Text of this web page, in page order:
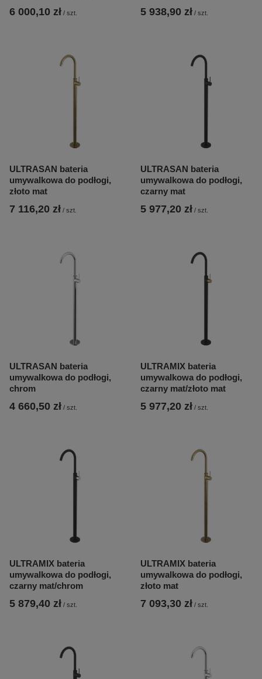
6 000,10 zł / szt. 5 938,90 zł / szt.
ULTRASAN bateria
umywalkowa do podłogi,
złoto mat
7 116,20 zł / szt.
ULTRASAN bateria
umywalkowa do podłogi,
czarny mat
5 977,20 zł / szt.
ULTRASAN bateria
umywalkowa do podłogi,
chrom
4 660,50 zł / szt.
ULTRAMIX bateria
umywalkowa do podłogi,
czarny mat/złoto mat
5 977,20 zł / szt.
ULTRAMIX bateria
umywalkowa do podłogi,
czarny mat/chrom
5 879,40 zł / szt.
ULTRAMIX bateria
umywalkowa do podłogi,
złoto mat
7 093,30 zł / szt.